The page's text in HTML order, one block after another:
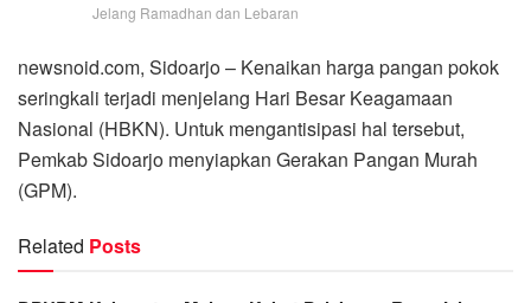
Jelang Ramadhan dan Lebaran
newsnoid.com, Sidoarjo – Kenaikan harga pangan pokok
seringkali terjadi menjelang Hari Besar Keagamaan
Nasional (HBKN). Untuk mengantisipasi hal tersebut,
Pemkab Sidoarjo menyiapkan Gerakan Pangan Murah
(GPM).
Related Posts